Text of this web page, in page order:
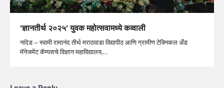
‘ज्ञानतीर्थ २०२५’ युवक महोत्सवामध्ये कव्वाली
नांदेड – स्वामी रामानंद तीर्थ मराठवाडा विद्यापीठ आणि ग्रामीण टेक्निकल अँड
मॅनेजमेंट कॅम्पसचे विज्ञान महाविद्यालय,…